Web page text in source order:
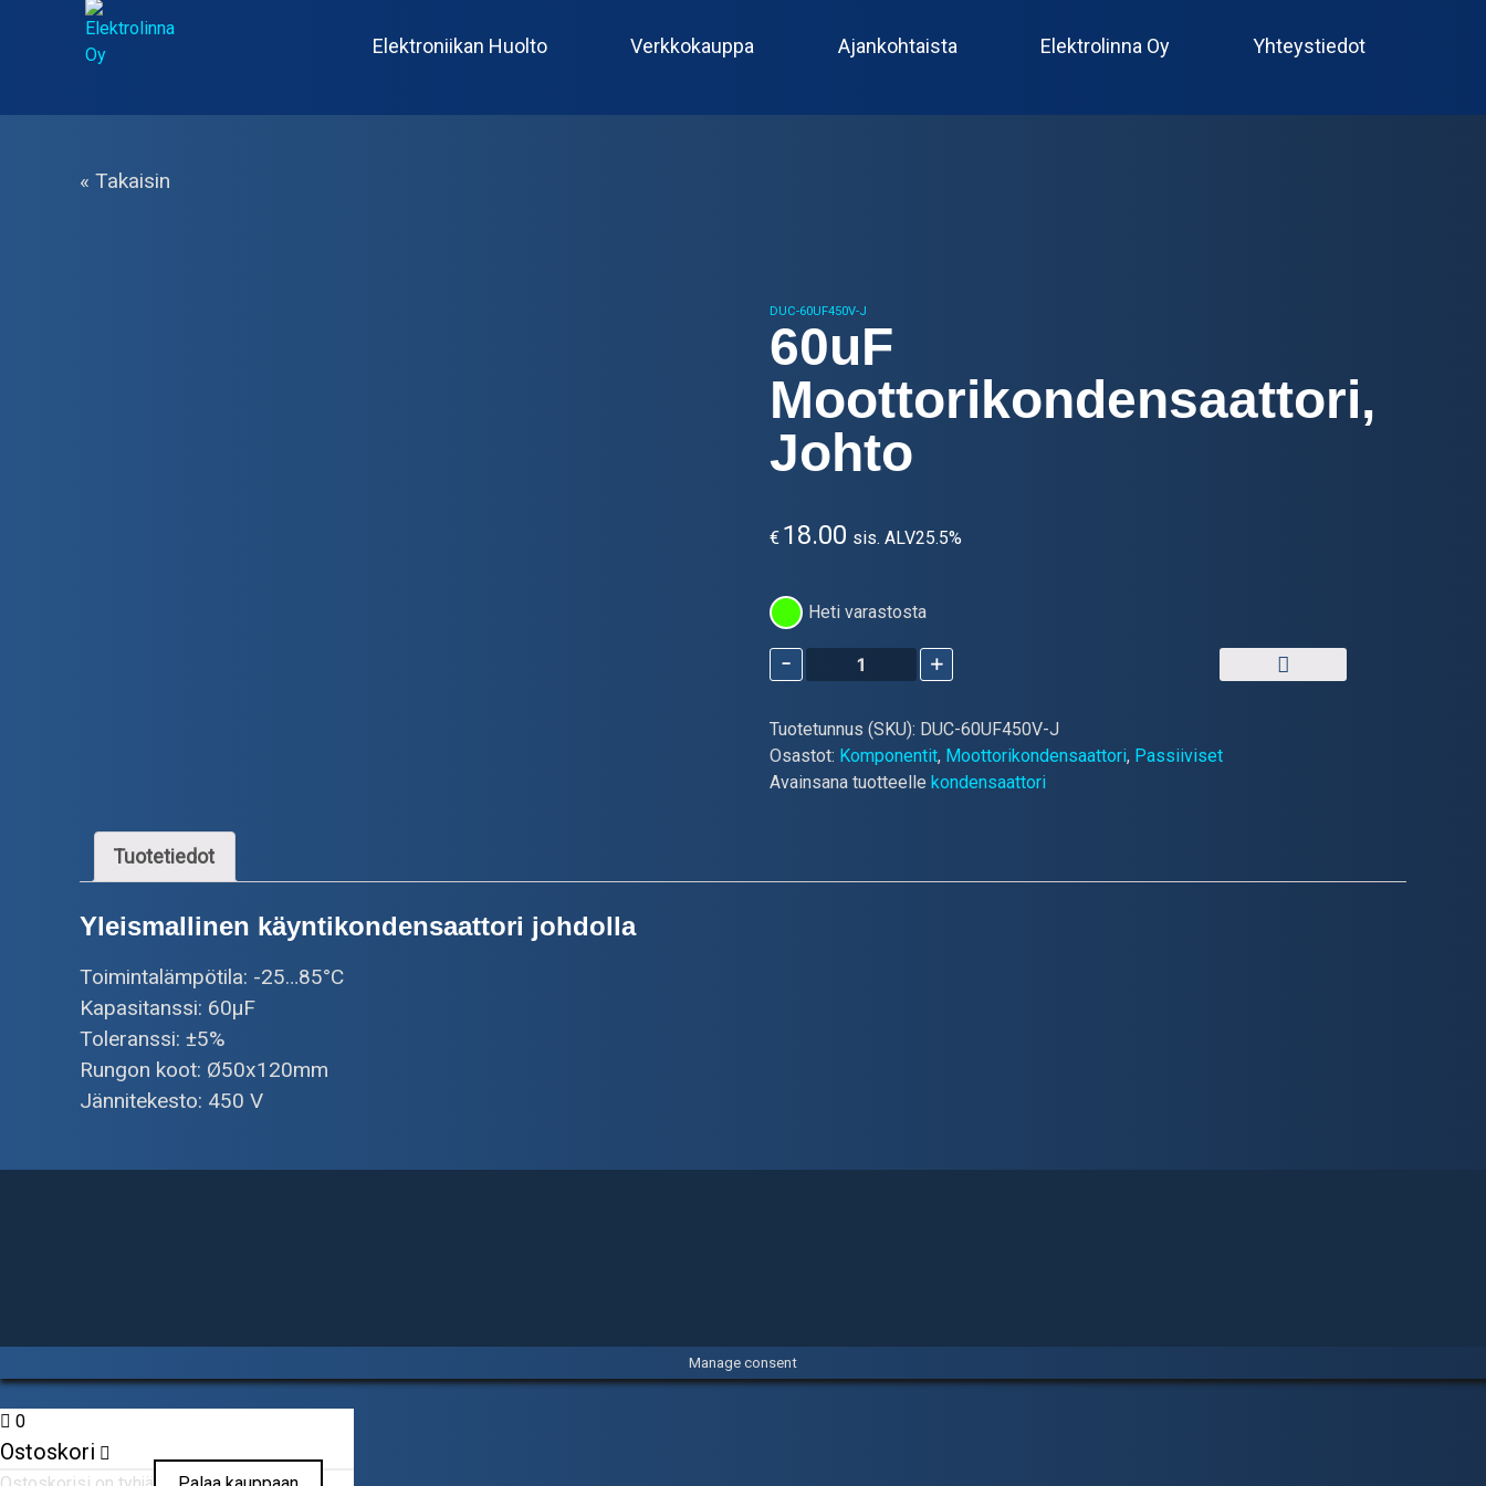
Elektroniikan Huolto Verkkokauppa Ajankohtaista Elektrolinna Oy Yhteystiedot
« Takaisin
DUC-60UF450V-J
60uF
Moottorikondensaattori,
Johto
€ 18.00 sis. ALV25.5%
Heti varastosta
-
60uF
Moottorikondensaattori,
määrä
+
Tuotetunnus (SKU): DUC-60UF450V-J
Osastot: Komponentit, Moottorikondensaattori, Passiiviset
Avainsana tuotteelle kondensaattori
Tuotetiedot
Yleismallinen käyntikondensaattori johdolla
Toimintalämpötila: -25…85°C
Kapasitanssi: 60µF
Toleranssi: ±5%
Rungon koot: Ø50x120mm
Jännitekesto: 450 V
Manage consent
0
Ostoskori